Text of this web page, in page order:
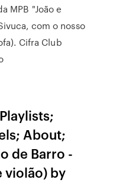
MPB "João e
com o nosso
Cifra Club
About;
de Barro -
violão) by